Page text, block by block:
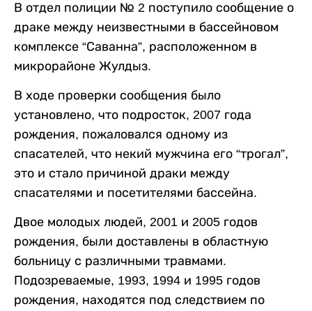
В отдел полиции № 2 поступило сообщение о
драке между неизвестными в бассейновом
комплексе “Саванна”, расположенном в
микрорайоне Жулдыз.
В ходе проверки сообщения было
установлено, что подросток, 2007 года
рождения, пожаловался одному из
спасателей, что некий мужчина его “трогал”,
это и стало причиной драки между
спасателями и посетителями бассейна.
Двое молодых людей, 2001 и 2005 годов
рождения, были доставлены в областную
больницу с различными травмами.
Подозреваемые, 1993, 1994 и 1995 годов
рождения, находятся под следствием по